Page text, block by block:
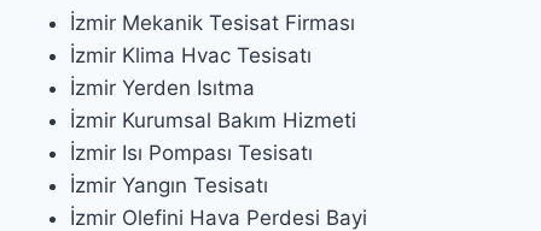
İzmir Mekanik Tesisat Firması
İzmir Klima Hvac Tesisatı
İzmir Yerden Isıtma
İzmir Kurumsal Bakım Hizmeti
İzmir Isı Pompası Tesisatı
İzmir Yangın Tesisatı
İzmir Olefini Hava Perdesi Bayi